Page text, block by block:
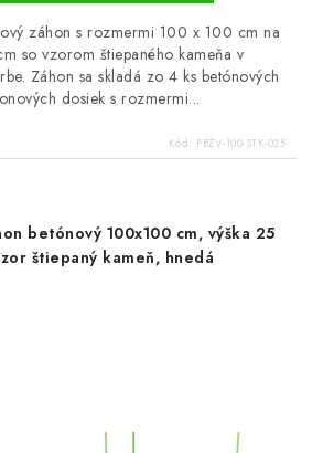
záhon s rozmermi 100 x 100 cm na
so vzorom štiepaného kameňa v
Záhon sa skladá zo 4 ks betónových
dosiek s rozmermi...
Kód: PBZV-100-STK-025
betónový 100x100 cm, výška 25
štiepaný kameň, hnedá